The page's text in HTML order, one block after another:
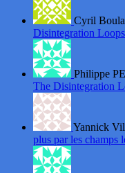
Cyril
Disintegration
Philippe
The Disintegration
Yannick
plus par les champs